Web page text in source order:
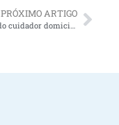
PRÓXIMO ARTIGO
Funções do cuidador domiciliar de idosos: 5 atividades proibidas